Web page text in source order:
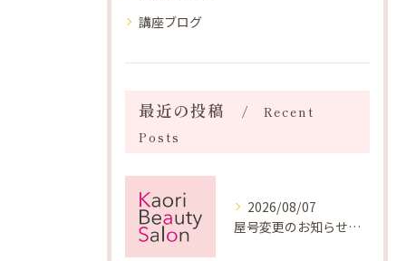
講座ブログ
最近の投稿
Recent
Posts
2026/08/07
屋号変更のお知らせと「SAKUYA Harmonies」に込めた想い